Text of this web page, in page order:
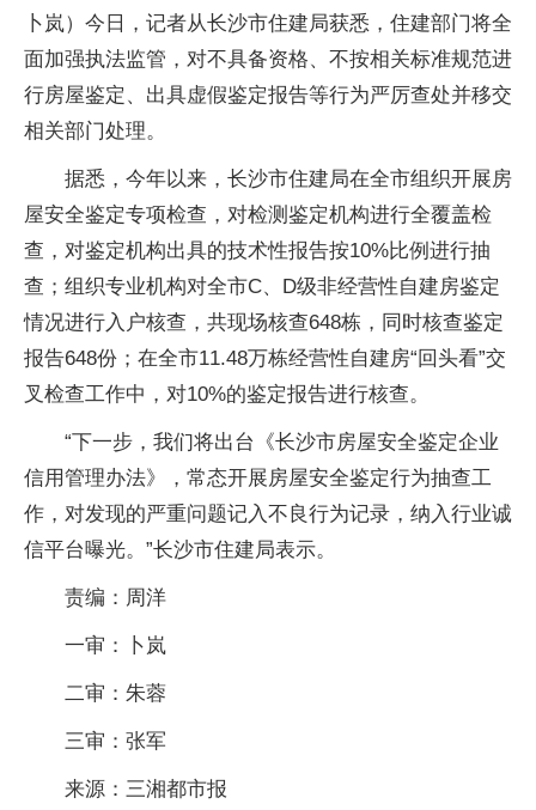
卜岚）今日，记者从长沙市住建局获悉，住建部门将全
面加强执法监管，对不具备资格、不按相关标准规范进
行房屋鉴定、出具虚假鉴定报告等行为严厉查处并移交
相关部门处理。
据悉，今年以来，长沙市住建局在全市组织开展房
屋安全鉴定专项检查，对检测鉴定机构进行全覆盖检
查，对鉴定机构出具的技术性报告按10%比例进行抽
查；组织专业机构对全市C、D级非经营性自建房鉴定
情况进行入户核查，共现场核查648栋，同时核查鉴定
报告648份；在全市11.48万栋经营性自建房“回头看”交
叉检查工作中，对10%的鉴定报告进行核查。
“下一步，我们将出台《长沙市房屋安全鉴定企业
信用管理办法》，常态开展房屋安全鉴定行为抽查工
作，对发现的严重问题记入不良行为记录，纳入行业诚
信平台曝光。”长沙市住建局表示。
责编：周洋
一审：卜岚
二审：朱蓉
三审：张军
来源：三湘都市报